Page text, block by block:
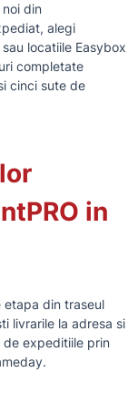
din
alegi
locatiile Easybox
completate
cinci sute de
in
etapa din traseul
livrarile la adresa si
de expeditiile prin